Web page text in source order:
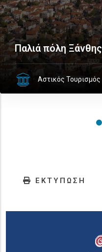
Παλιά πόλη Ξάνθης
Αστικός Τουρισμός
ΕΚΤΥΠΩΣΗ